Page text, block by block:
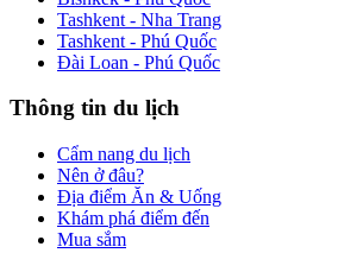
Tashkent - Nha Trang
Tashkent - Phú Quốc
Đài Loan - Phú Quốc
Thông tin du lịch
Cẩm nang du lịch
Nên ở đâu?
Địa điểm Ăn & Uống
Khám phá điểm đến
Mua sắm